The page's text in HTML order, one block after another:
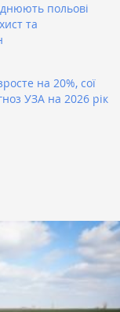
польові
та
на 20%, сої
УЗА на 2026 рік